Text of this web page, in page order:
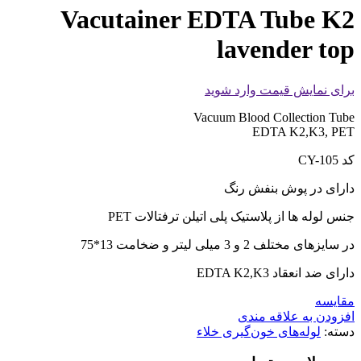
Vacutainer EDTA Tube K2
lavender top
برای نمایش قیمت وارد شوید
Vacuum Blood Collection Tube
EDTA K2,K3, PET
کد CY-105
دارای در پوش بنفش رنگ
جنس لوله ها از پلاستیک پلی اتیلن ترفتالات PET
در سایزهای مختلف 2 و 3 میلی لیتر و ضخامت 13*75
دارای ضد انعقاد EDTA K2,K3
مقايسه
افزودن به علاقه مندی
دسته: لوله‌های خون‌گیری خلاء